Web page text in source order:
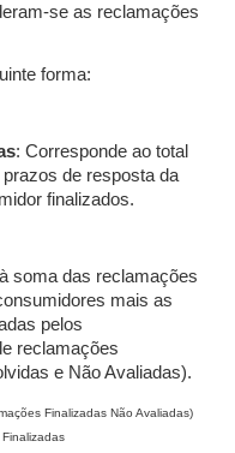
se as reclamações
forma:
: Corresponde ao total
de resposta da
finalizados.
soma das reclamações
mais as
pelos
reclamações
e Não Avaliadas).
Finalizadas Não Avaliadas)